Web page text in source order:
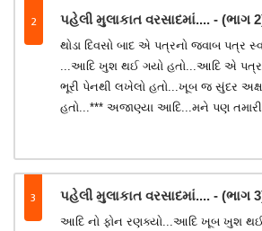
2 પહેલી મુલાકાત વરસાદમાં.... - (ભાગ
થોડા દિવસો બાદ એ પત્રનો જવાબ પત્ર
...આદિ ખુશ થઈ ગયો હતો...આદિ એ પત્ર
ભૂરી પેનથી લખેલો હતો...ખૂબ જ સુંદર
હતો...*** અજાણ્યા આદિ...મને પણ
3 પહેલી મુલાકાત વરસાદમાં.... - (ભાગ
આદિ નો ફોન રણક્યો...આદિ ખૂબ ખુશ